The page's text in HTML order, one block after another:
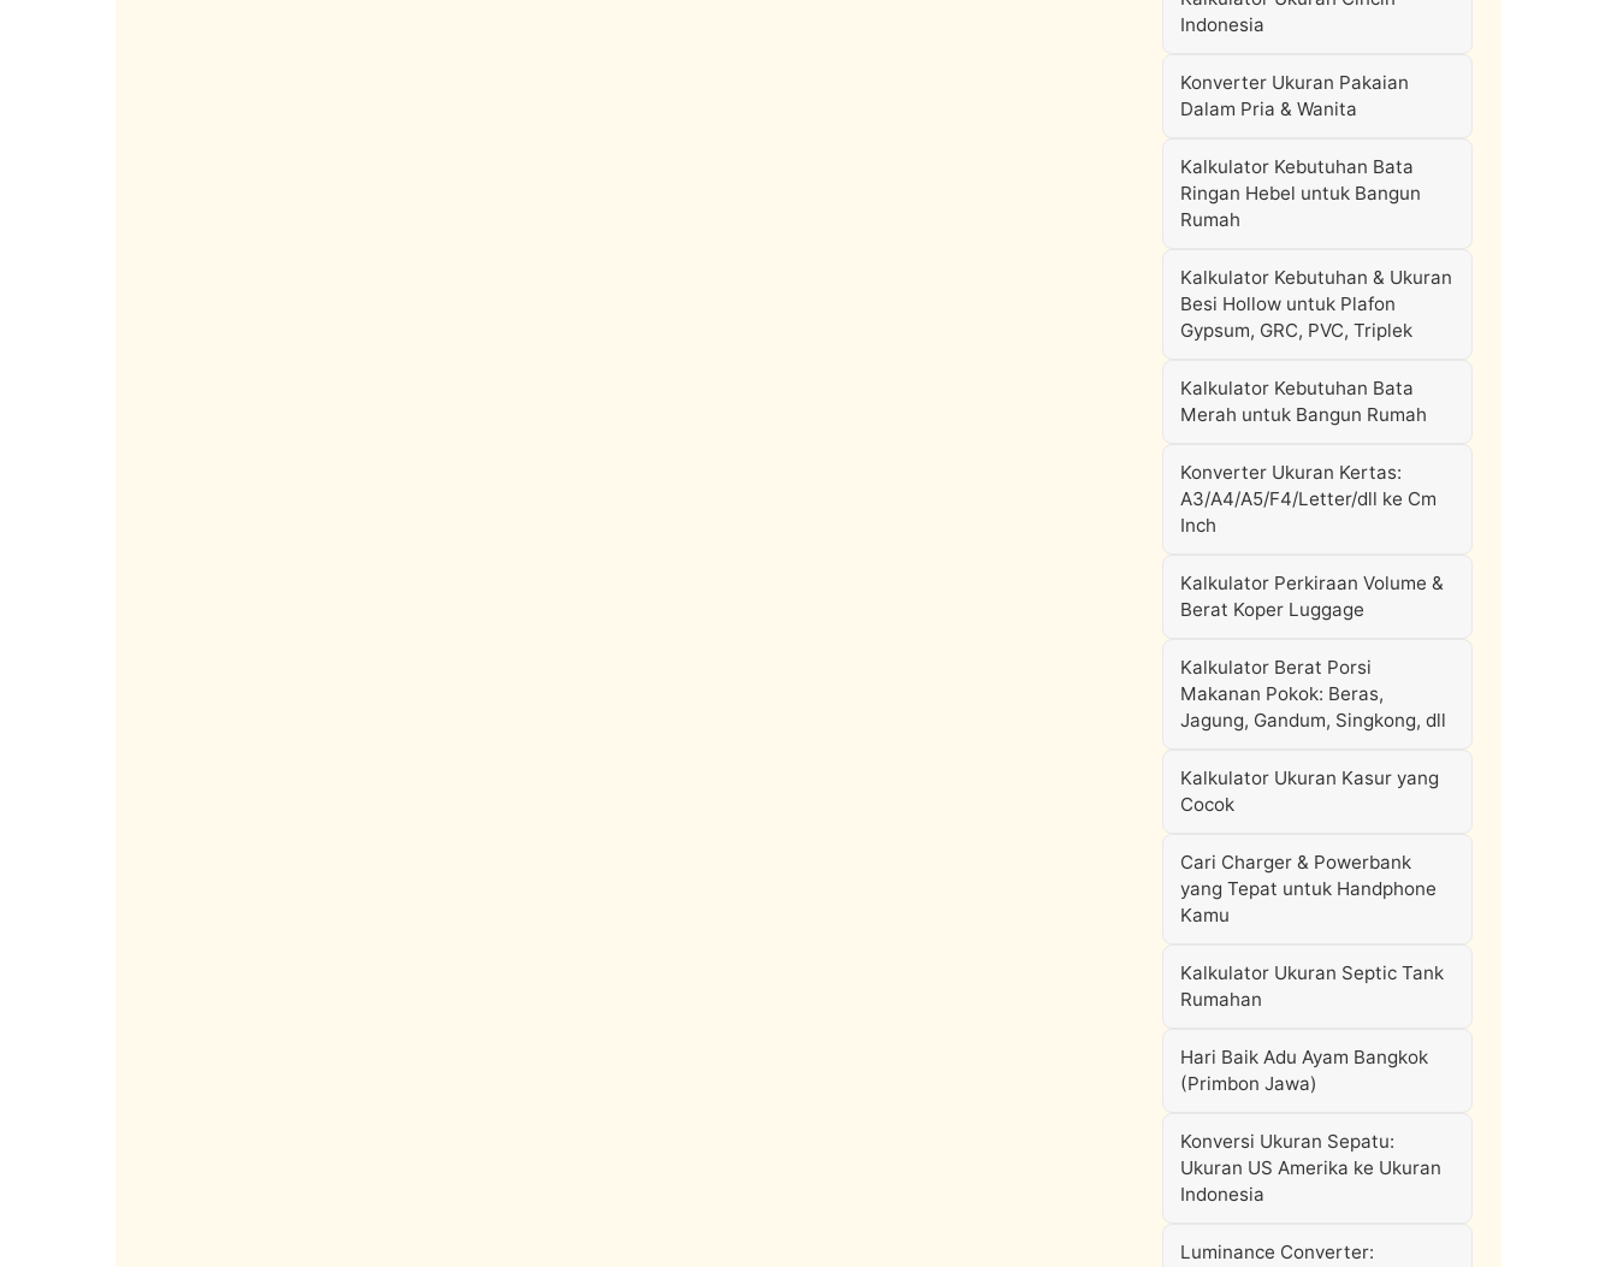
Indonesia
Konverter Ukuran Pakaian
Dalam Pria & Wanita
Kalkulator Kebutuhan Bata
Ringan Hebel untuk Bangun
Rumah
Kalkulator Kebutuhan & Ukuran
Besi Hollow untuk Plafon
Gypsum, GRC, PVC, Triplek
Kalkulator Kebutuhan Bata
Merah untuk Bangun Rumah
Konverter Ukuran Kertas:
A3/A4/A5/F4/Letter/dll ke Cm
Inch
Kalkulator Perkiraan Volume &
Berat Koper Luggage
Kalkulator Berat Porsi
Makanan Pokok: Beras,
Jagung, Gandum, Singkong, dll
Kalkulator Ukuran Kasur yang
Cocok
Cari Charger & Powerbank
yang Tepat untuk Handphone
Kamu
Kalkulator Ukuran Septic Tank
Rumahan
Hari Baik Adu Ayam Bangkok
(Primbon Jawa)
Konversi Ukuran Sepatu:
Ukuran US Amerika ke Ukuran
Indonesia
Luminance Converter: